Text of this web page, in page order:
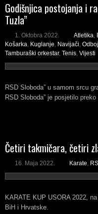
Godišnjica postojanja i
Tuzla”
1. Oktobra 2022. Atletika,
Košarka, Kuglanje, Navijači,
Tamburaški orkestar, Tenis, Vijesti
RSD Sloboda” u samom srcu
RSD Sloboda” je posjetilo
Četiri takmičara, četiri
16. Maja 2022. Karate,
KARATE KUP USORA 2022,
BiH i Hrvatske.